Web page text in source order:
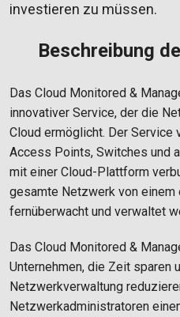
investieren zu müssen.
Beschreibung
Das Cloud Monitored &
innovativer Service, der die
Cloud ermöglicht. Der
Access Points, Switches und
mit einer Cloud-Plattform
gesamte Netzwerk von einem
fernüberwacht und verwaltet
Das Cloud Monitored &
Unternehmen, die Zeit sparen
Netzwerkverwaltung
Netzwerkadministratoren